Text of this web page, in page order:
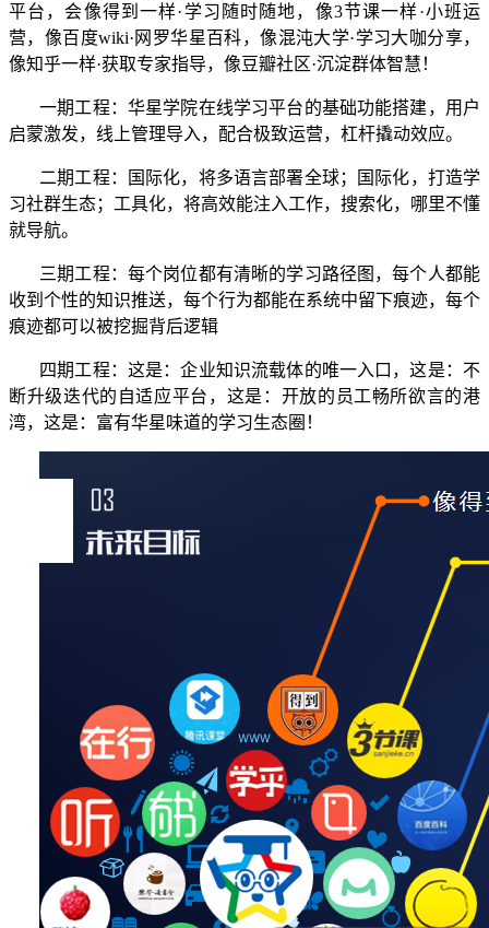
平台，会像得到一样·学习随时随地，像3节课一样·小班运
营，像百度wiki·网罗华星百科，像混沌大学·学习大咖分享，
像知乎一样·获取专家指导，像豆瓣社区·沉淀群体智慧！
一期工程：华星学院在线学习平台的基础功能搭建，用户
启蒙激发，线上管理导入，配合极致运营，杠杆撬动效应。
二期工程：国际化，将多语言部署全球；国际化，打造学
习社群生态；工具化，将高效能注入工作，搜索化，哪里不懂
就导航。
三期工程：每个岗位都有清晰的学习路径图，每个人都能
收到个性的知识推送，每个行为都能在系统中留下痕迹，每个
痕迹都可以被挖掘背后逻辑
四期工程：这是：企业知识流载体的唯一入口，这是：不
断升级迭代的自适应平台，这是：开放的员工畅所欲言的港
湾，这是：富有华星味道的学习生态圈！